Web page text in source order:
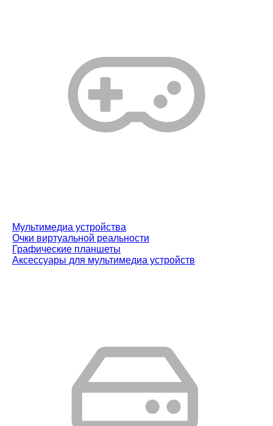
Мультимедиа устройства
Очки виртуальной реальности
Графические планшеты
Аксессуары для мультимедиа устройств